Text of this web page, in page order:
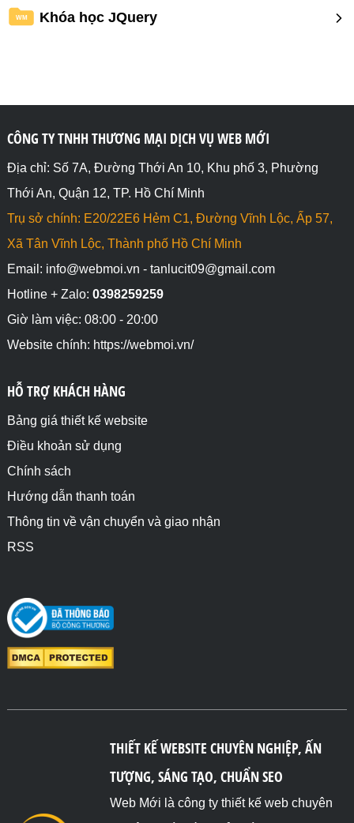
WM Khóa học JQuery
CÔNG TY TNHH THƯƠNG MẠI DỊCH VỤ WEB MỚI
Địa chỉ: Số 7A, Đường Thới An 10, Khu phố 3, Phường
Thới An, Quận 12, TP. Hồ Chí Minh
Trụ sở chính: E20/22E6 Hẻm C1, Đường Vĩnh Lộc, Ấp 57,
Xã Tân Vĩnh Lộc, Thành phố Hồ Chí Minh
Email: info@webmoi.vn - tanlucit09@gmail.com
Hotline + Zalo: 0398259259
Giờ làm việc: 08:00 - 20:00
Website chính: https://webmoi.vn/
HỖ TRỢ KHÁCH HÀNG
Bảng giá thiết kế website
Điều khoản sử dụng
Chính sách
Hướng dẫn thanh toán
Thông tin về vận chuyển và giao nhận
RSS
THIẾT KẾ WEBSITE CHUYÊN NGHIỆP, ẤN
TƯỢNG, SÁNG TẠO, CHUẨN SEO
Web Mới là công ty thiết kế web chuyên